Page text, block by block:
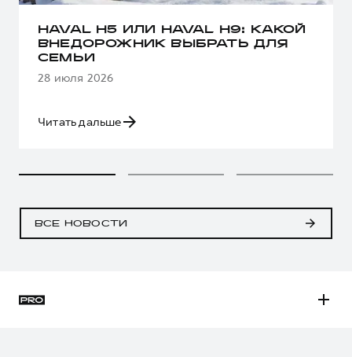
HAVAL H5 ИЛИ HAVAL H9: КАКОЙ
ВНЕДОРОЖНИК ВЫБРАТЬ ДЛЯ
СЕМЬИ
28 июля 2026
Читать дальше
ВСЕ НОВОСТИ